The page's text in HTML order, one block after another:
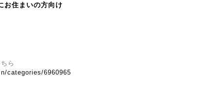
お住まいの方向け
ら
categories/6960965